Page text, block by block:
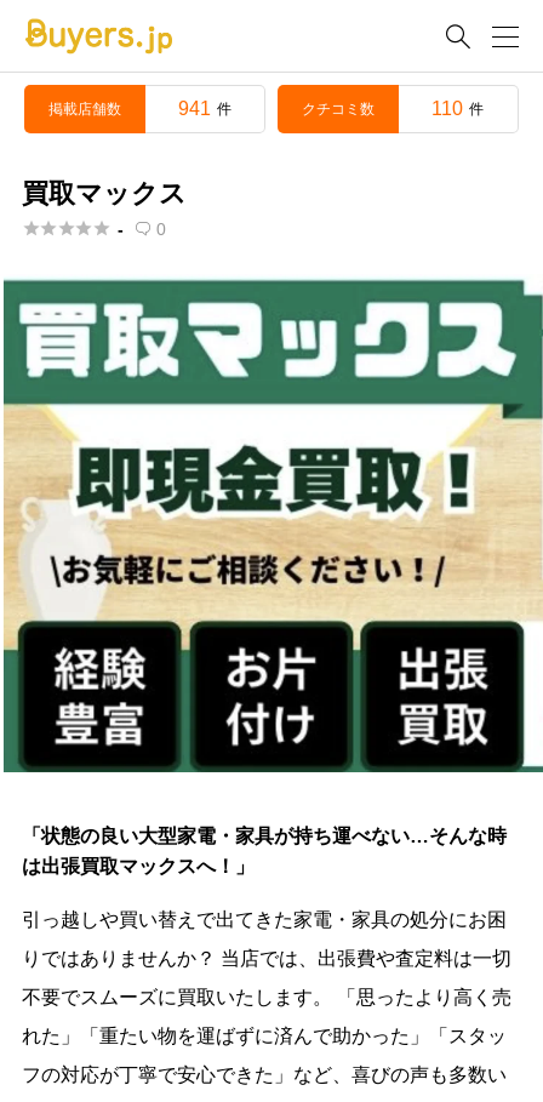

掲載店舗数 941 件 クチコミ数 110 件
買取マックス
 -  0
「状態の良い大型家電・家具が持ち運べない…そんな時
は出張買取マックスへ！」
引っ越しや買い替えで出てきた家電・家具の処分にお困
りではありませんか？ 当店では、出張費や査定料は一切
不要でスムーズに買取いたします。 「思ったより高く売
れた」「重たい物を運ばずに済んで助かった」「スタッ
フの対応が丁寧で安心できた」など、喜びの声も多数い